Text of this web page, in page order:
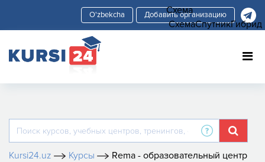
Добавить организацию
Kursi24.uz Курсы Rema - образовательный центр
Схема
СхемаСпутникГибрид